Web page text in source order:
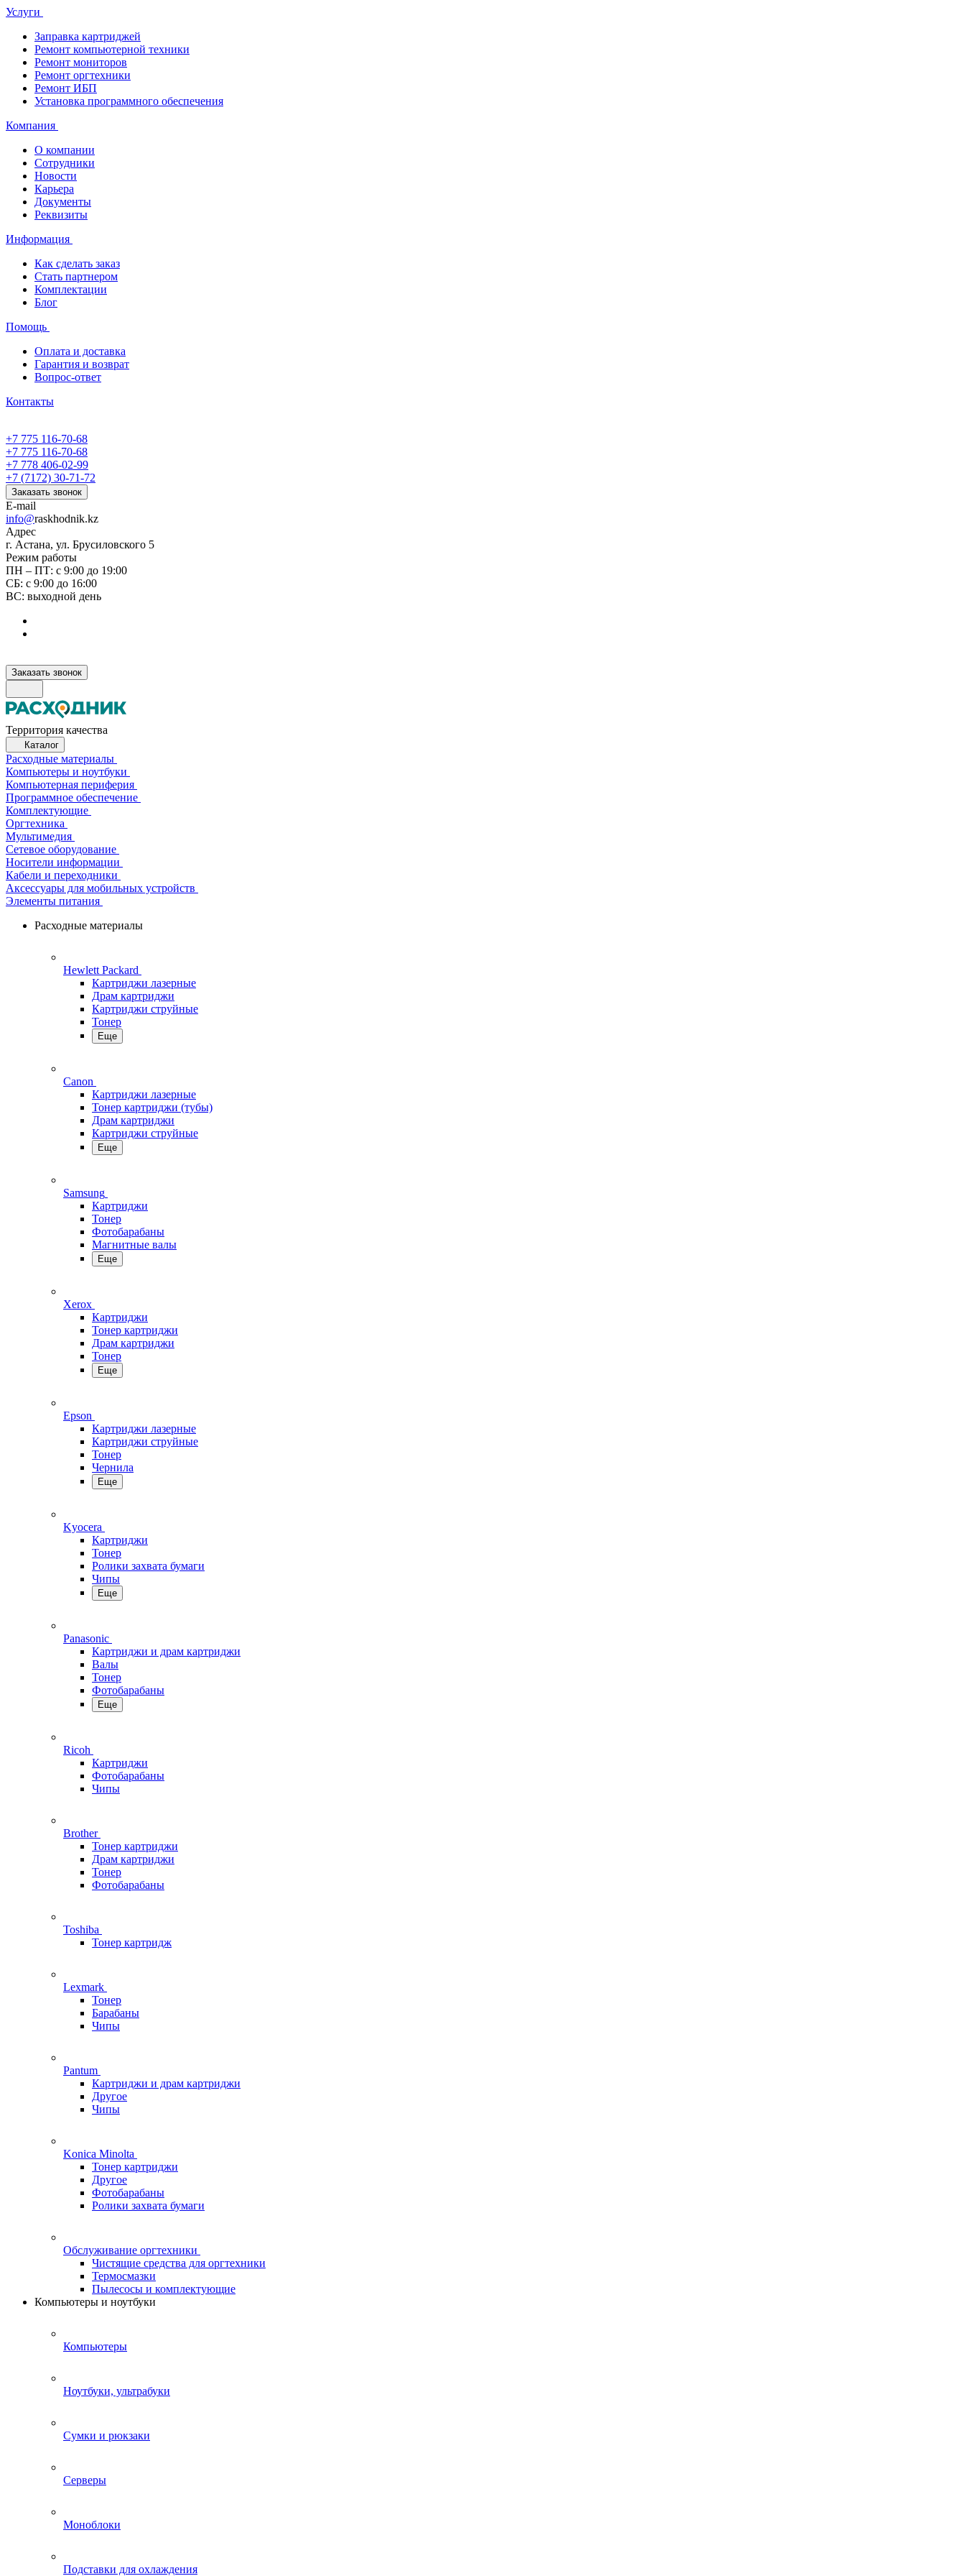
Услуги
Заправка картриджей
Ремонт компьютерной техники
Ремонт мониторов
Ремонт оргтехники
Ремонт ИБП
Установка программного обеспечения
Компания
О компании
Сотрудники
Новости
Карьера
Документы
Реквизиты
Информация
Как сделать заказ
Стать партнером
Комплектации
Блог
Помощь
Оплата и доставка
Гарантия и возврат
Вопрос-ответ
Контакты
+7 775 116-70-68
+7 775 116-70-68
+7 778 406-02-99
+7 (7172) 30-71-72
Заказать звонок
E-mail
info@raskhodnik.kz
Адрес
г. Астана, ул. Брусиловского 5
Режим работы
ПН – ПТ: с 9:00 до 19:00
СБ: с 9:00 до 16:00
ВС: выходной день
Заказать звонок
Территория качества
Каталог
Расходные материалы
Компьютеры и ноутбуки
Компьютерная периферия
Программное обеспечение
Комплектующие
Оргтехника
Мультимедия
Сетевое оборудование
Носители информации
Кабели и переходники
Аксессуары для мобильных устройств
Элементы питания
Расходные материалы
Hewlett Packard
Картриджи лазерные
Драм картриджи
Картриджи струйные
Тонер
Еще
Canon
Картриджи лазерные
Тонер картриджи (тубы)
Драм картриджи
Картриджи струйные
Еще
Samsung
Картриджи
Тонер
Фотобарабаны
Магнитные валы
Еще
Xerox
Картриджи
Тонер картриджи
Драм картриджи
Тонер
Еще
Epson
Картриджи лазерные
Картриджи струйные
Тонер
Чернила
Еще
Kyocera
Картриджи
Тонер
Ролики захвата бумаги
Чипы
Еще
Panasonic
Картриджи и драм картриджи
Валы
Тонер
Фотобарабаны
Еще
Ricoh
Картриджи
Фотобарабаны
Чипы
Brother
Тонер картриджи
Драм картриджи
Тонер
Фотобарабаны
Toshiba
Тонер картридж
Lexmark
Тонер
Барабаны
Чипы
Pantum
Картриджи и драм картриджи
Другое
Чипы
Konica Minolta
Тонер картриджи
Другое
Фотобарабаны
Ролики захвата бумаги
Обслуживание оргтехники
Чистящие средства для оргтехники
Термосмазки
Пылесосы и комплектующие
Компьютеры и ноутбуки
Компьютеры
Ноутбуки, ультрабуки
Сумки и рюкзаки
Серверы
Моноблоки
Подставки для охлаждения